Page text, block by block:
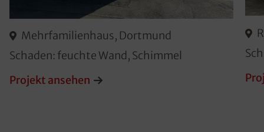
Mehrfamilienhaus, Dortmund
Schaden: feuchte Wand, Schimmel
Projekt ansehen